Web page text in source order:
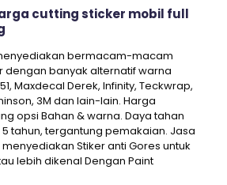
cutting sticker mobil full
bermacam-macam
dengan banyak alternatif warna
Maxdecal Derek, Infinity, Teckwrap,
3M dan lain-lain. Harga
opsi Bahan & warna. Daya tahan
tahun, tergantung pemakaian. Jasa
Stiker anti Gores untuk
lebih dikenal Dengan Paint